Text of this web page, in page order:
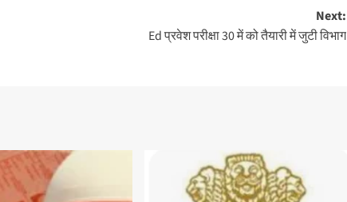
Next:
Ed प्रवेश परीक्षा 30 में को तैयारी में जुटी विभाग